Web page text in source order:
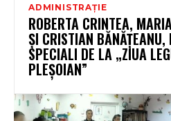
ADMINISTRAȚIE
ROBERTA CRINTEA,
ȘI CRISTIAN
SPECIALI DE LA „ZIUA
PLEȘOIAN”